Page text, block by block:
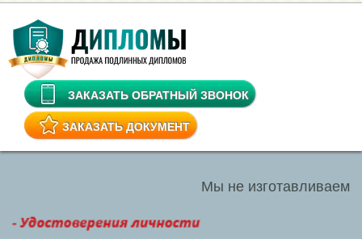
ЗАКАЗАТЬ ОБРАТНЫЙ ЗВОНОК
ЗАКАЗАТЬ ДОКУМЕНТ
Мы не изготавливаем